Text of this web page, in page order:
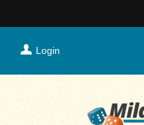
Login